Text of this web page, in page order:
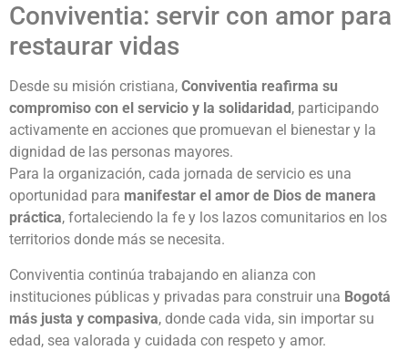
Conviventia: servir con amor para
restaurar vidas
Desde su misión cristiana, Conviventia reafirma su
compromiso con el servicio y la solidaridad , participando
activamente en acciones que promuevan el bienestar y la
dignidad de las personas mayores.
Para la organización, cada jornada de servicio es una
oportunidad para manifestar el amor de Dios de manera
práctica, fortaleciendo la fe y los lazos comunitarios en los
territorios donde más se necesita.
Conviventia continúa trabajando en alianza con
instituciones públicas y privadas para construir una Bogotá
más justa y compasiva, donde cada vida, sin importar su
edad, sea valorada y cuidada con respeto y amor.